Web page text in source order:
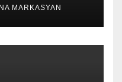
MARKASYAN